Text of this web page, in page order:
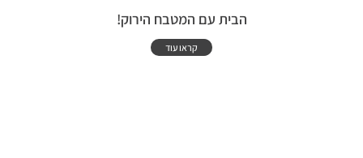
הבית עם המטבח הירוק!
קראו עוד